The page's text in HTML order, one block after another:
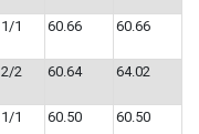
1/1 60.66 60.66
2/2 60.64 64.02
1/1 60.50 60.50